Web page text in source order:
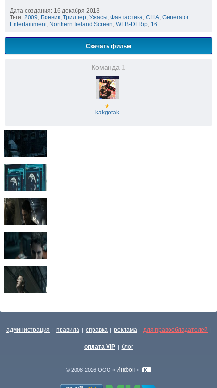
Дата создания: 16 декабря 2013
Теги: 2009, Боевик, Триллер, Ужасы, Фантастика, США, Generator
Entertainment, Northern Ireland Screen, WEB-DLRip, 16+
Скачать фильм
Команда 1
★
kakgetak
администрация | правила | справка | реклама | для правообладателей |
оплата VIP | блог
© 2008-2026 ООО « Инфон »